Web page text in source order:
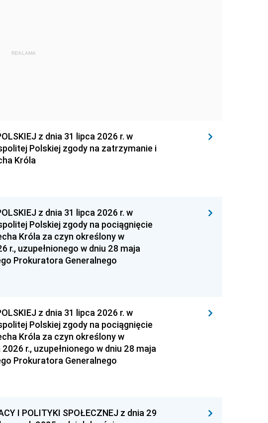
REKLAMA
z dnia 31 lipca 2026 r. w
Polskiej zgody na zatrzymanie i
Króla
z dnia 31 lipca 2026 r. w
Polskiej zgody na pociągnięcie
Króla za czyn określony w
r., uzupełnionego w dniu 28 maja
Prokuratora Generalnego
z dnia 31 lipca 2026 r. w
Polskiej zgody na pociągnięcie
Króla za czyn określony w
r., uzupełnionego w dniu 28 maja
Prokuratora Generalnego
I POLITYKI SPOŁECZNEJ z dnia 29